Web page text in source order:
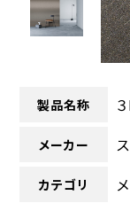
製品名称
メーカー
カテゴリ